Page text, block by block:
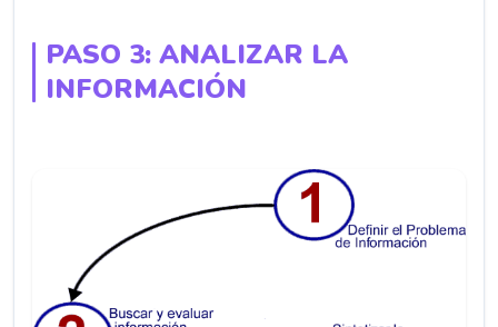
PASO 3: ANALIZAR LA
INFORMACIÓN